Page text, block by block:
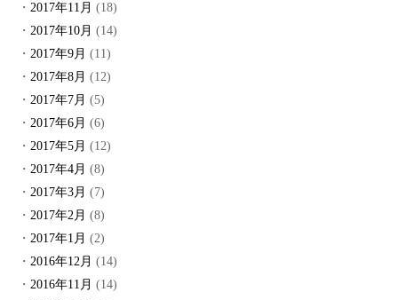
2017年11月 (18)
2017年10月 (14)
2017年9月 (11)
2017年8月 (12)
2017年7月 (5)
2017年6月 (6)
2017年5月 (12)
2017年4月 (8)
2017年3月 (7)
2017年2月 (8)
2017年1月 (2)
2016年12月 (14)
2016年11月 (14)